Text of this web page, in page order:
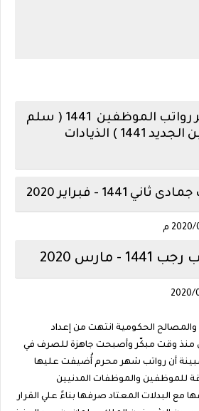
تعرف على مسير رواتب الموظفين 1441 ( سلم
رواتب العسكريين الجديد 1441 ) الذيادات
- فبراير 2020
مارس 2020
والمصالح الحكومية انتهت من إعداد
منذ وقت مبكّر وأصبحت جاهزة للصرف في
أن رواتب شهر محرم أُضيفت عليها
للموظفين والموظفات المدنيين
البدلات المعتاد صرفها بناءً علي القرار